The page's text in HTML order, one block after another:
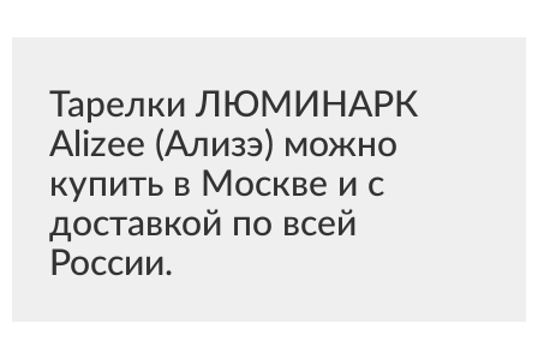
Тарелки ЛЮМИНАРК
Alizee (Ализэ) можно
купить в Москве и с
доставкой по всей
России.